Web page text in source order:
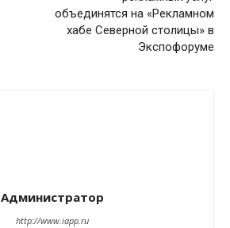
объединятся на «Рекламном
хабе Северной столицы» в
Экспофоруме
Администратор
http://www.iapp.ru